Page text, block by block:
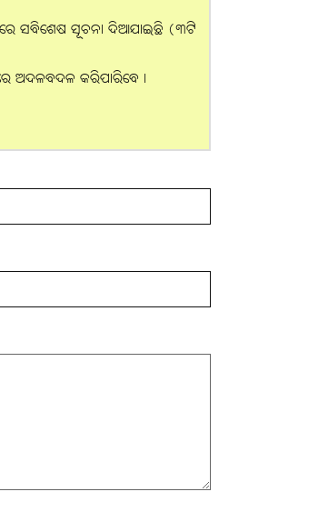
ସବିଶେଷ ସୂଚନା ଦିଆଯାଇଛି (୩ଟି
ଅଦଳବଦଳ କରିପାରିବେ।